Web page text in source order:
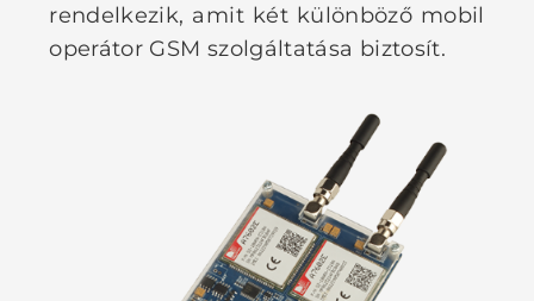
rendelkezik, amit két különböző mobil
operátor GSM szolgáltatása biztosít.